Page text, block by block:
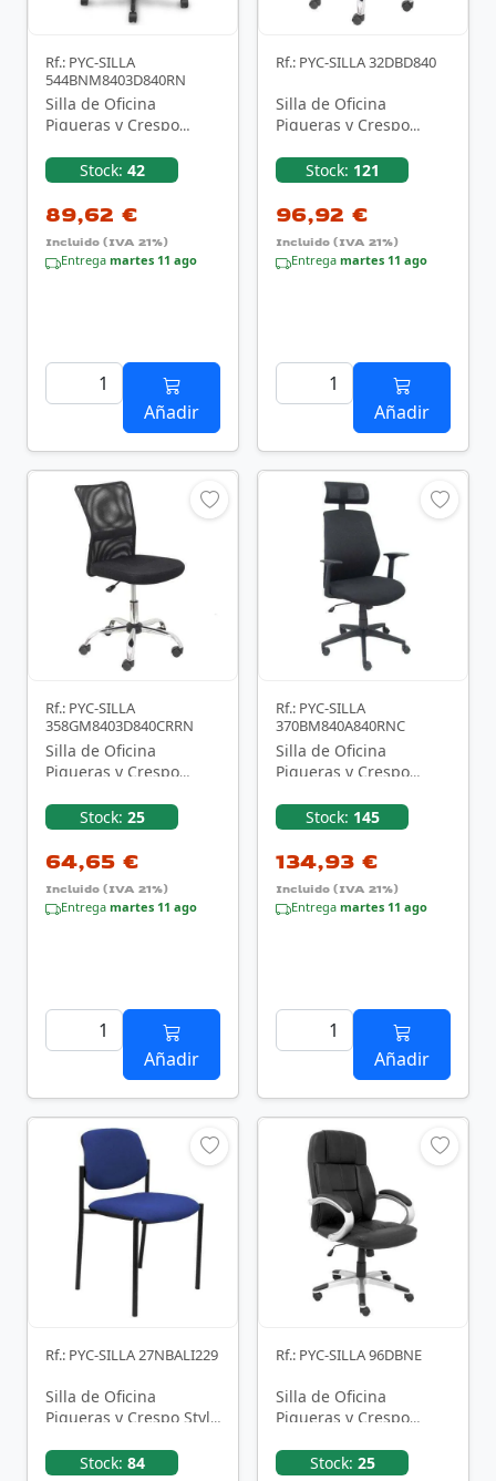
Rf.: PYC-SILLA
544BNM8403D840RN
Silla de Oficina
Piqueras y Crespo
544BNM8403D840RN/
Negra
Stock: 42
89,62 €
Incluido (IVA 21%)
Entrega martes 11 ago
Añadir
Rf.: PYC-SILLA 32DBD840
Silla de Oficina
Piqueras y Crespo
NegraStock: 121
96,92 €
Incluido (IVA 21%)
Entrega martes 11 ago
Añadir
Rf.: PYC-SILLA
358GM8403D840CRRN
Silla de Oficina
Piqueras y Crespo
358GM8403D840CRRN/
Negra
Stock: 25
64,65 €
Incluido (IVA 21%)
Entrega martes 11 ago
Añadir
Rf.: PYC-SILLA
370BM840A840RNC
Silla de Oficina
Piqueras y Crespo
370BM840A840RNC/
Negro
Stock: 145
134,93 €
Incluido (IVA 21%)
Entrega martes 11 ago
Añadir
Rf.: PYC-SILLA 27NBALI229
Silla de Oficina
Piqueras y Crespo Styl
Stock: 84
Rf.: PYC-SILLA 96DBNE
Silla de Oficina
Piqueras y Crespo
NegraStock: 25